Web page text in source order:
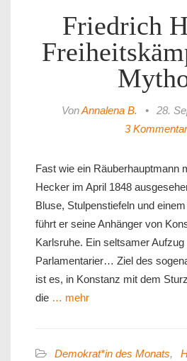
Friedrich
VonAnnalena B. • 28.
3
Fast wie ein Räuberhauptmann
Hecker im April 1848
Bluse, Stulpenstiefeln und
führt er seine Anhänger von
Karlsruhe. Ein seltsamer
Parlamentarier… Ziel des
ist es, in Konstanz mit dem
die … mehr
Demokrat*in des Monats,